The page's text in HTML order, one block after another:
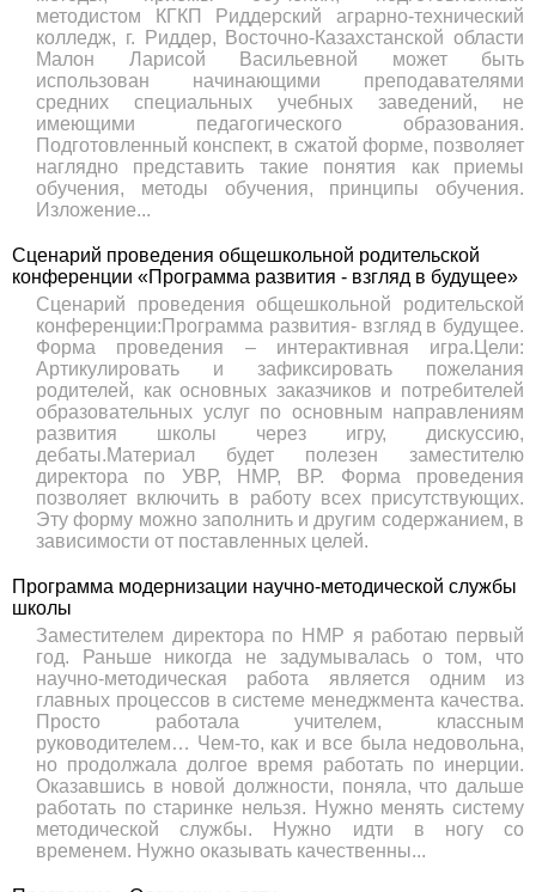
методистом КГКП Риддерский аграрно-технический
колледж, г. Риддер, Восточно-Казахстанской области
Малон Ларисой Васильевной может быть
использован начинающими преподавателями
средних специальных учебных заведений, не
имеющими педагогического образования.
Подготовленный конспект, в сжатой форме, позволяет
наглядно представить такие понятия как приемы
обучения, методы обучения, принципы обучения.
Изложение...
Сценарий проведения общешкольной родительской
конференции «Программа развития - взгляд в будущее»
Сценарий проведения общешкольной родительской
конференции:Программа развития- взгляд в будущее.
Форма проведения – интерактивная игра.Цели:
Артикулировать и зафиксировать пожелания
родителей, как основных заказчиков и потребителей
образовательных услуг по основным направлениям
развития школы через игру, дискуссию,
дебаты.Материал будет полезен заместителю
директора по УВР, НМР, ВР. Форма проведения
позволяет включить в работу всех присутствующих.
Эту форму можно заполнить и другим содержанием, в
зависимости от поставленных целей.
Программа модернизации научно-методической службы
школы
Заместителем директора по НМР я работаю первый
год. Раньше никогда не задумывалась о том, что
научно-методическая работа является одним из
главных процессов в системе менеджмента качества.
Просто работала учителем, классным
руководителем… Чем-то, как и все была недовольна,
но продолжала долгое время работать по инерции.
Оказавшись в новой должности, поняла, что дальше
работать по старинке нельзя. Нужно менять систему
методической службы. Нужно идти в ногу со
временем. Нужно оказывать качественны...